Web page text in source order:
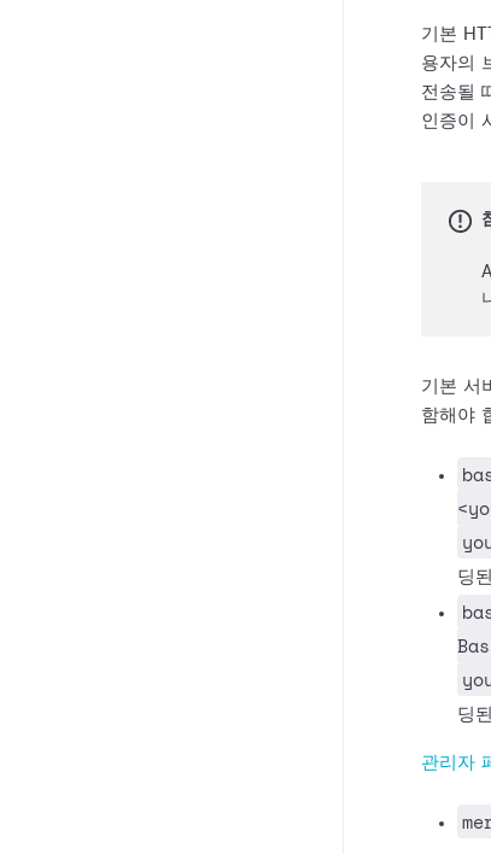
기본
용자의
전송될
인증이
기본 서
함해야
딩된
딩된
관리자